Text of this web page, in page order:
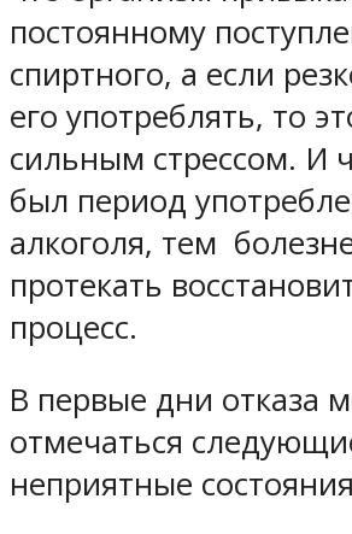
постоянному
спиртного, а если
его употреблять, то
сильным стрессом. И
был период
алкоголя, тем
протекать
процесс.
В первые дни отказа
отмечаться
неприятные